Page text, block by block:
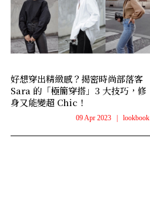
好想穿出精緻感？揭密時尚部落客
Sara 的「極簡穿搭」3 大技巧，修
身又能變超 Chic！
09 Apr 2023 lookbook